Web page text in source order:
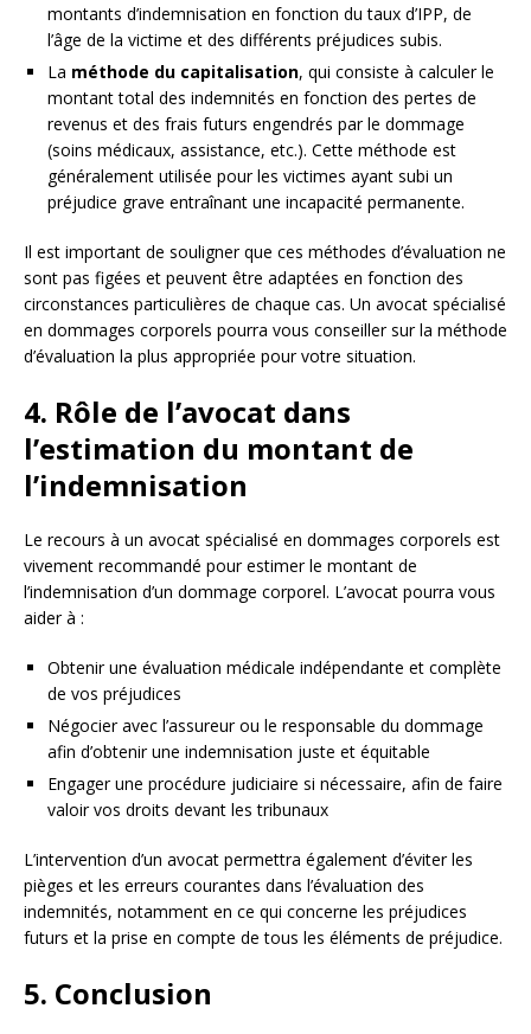
montants d’indemnisation en fonction du taux d’IPP, de
l’âge de la victime et des différents préjudices subis.
La méthode du capitalisation, qui consiste à calculer le
montant total des indemnités en fonction des pertes de
revenus et des frais futurs engendrés par le dommage
(soins médicaux, assistance, etc.). Cette méthode est
généralement utilisée pour les victimes ayant subi un
préjudice grave entraînant une incapacité permanente.
Il est important de souligner que ces méthodes d’évaluation ne
sont pas figées et peuvent être adaptées en fonction des
circonstances particulières de chaque cas. Un avocat spécialisé
en dommages corporels pourra vous conseiller sur la méthode
d’évaluation la plus appropriée pour votre situation.
4. Rôle de l’avocat dans
l’estimation du montant de
l’indemnisation
Le recours à un avocat spécialisé en dommages corporels est
vivement recommandé pour estimer le montant de
l’indemnisation d’un dommage corporel. L’avocat pourra vous
aider à :
Obtenir une évaluation médicale indépendante et complète
de vos préjudices
Négocier avec l’assureur ou le responsable du dommage
afin d’obtenir une indemnisation juste et équitable
Engager une procédure judiciaire si nécessaire, afin de faire
valoir vos droits devant les tribunaux
L’intervention d’un avocat permettra également d’éviter les
pièges et les erreurs courantes dans l’évaluation des
indemnités, notamment en ce qui concerne les préjudices
futurs et la prise en compte de tous les éléments de préjudice.
5. Conclusion